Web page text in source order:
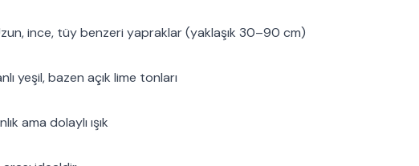
ince, tüy benzeri yapraklar (yaklaşık 30–90 cm)
yeşil, bazen açık lime tonları
ama dolaylı ışık